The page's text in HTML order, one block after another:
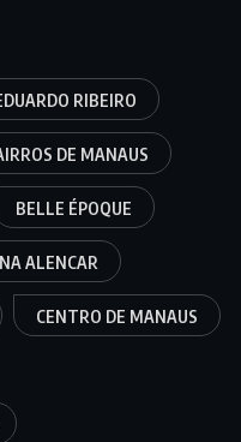
RIBEIRO
DE MANAUS
BELLE ÉPOQUE
ALENCAR
CENTRO DE MANAUS